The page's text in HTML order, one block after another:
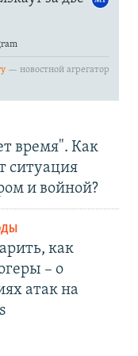
время". Как
ситуация
и войной?
как
– о
атак на